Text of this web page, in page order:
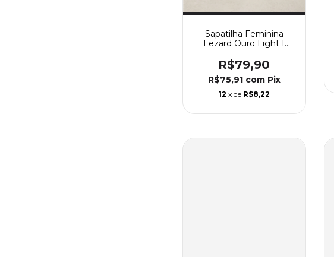
Sapatilha Feminina
Lezard Ouro Light I
R$79,90
R$75,91 com Pix
12 x de R$8,22